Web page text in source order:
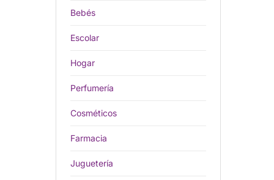
Bebés
Escolar
Hogar
Perfumería
Cosméticos
Farmacia
Juguetería